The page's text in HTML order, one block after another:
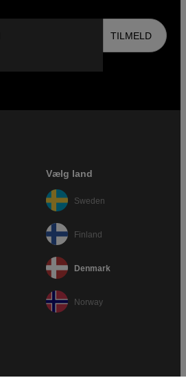
TILMELD
Vælg land
Sweden
Finland
Denmark
Norway